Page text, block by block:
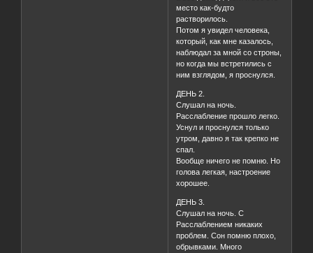
место как-будто
растворилось.
Потом я увидел человека,
который, как мне казалось,
наблюдал за мной со строны,
но когда мы встретились с
ним взглядом, я проснулся.
ДЕНЬ 2.
Слушал на ночь.
Расслабление прошло легко.
Уснул и проснулся только
утром, давно я так крепко не
спал.
Вообще ничего не помню. Но
голова легкая, настроение
хорошее.
ДЕНЬ 3.
Слушал на ночь. С
Расслаблением никаких
проблем. Сон помню плохо,
обрывками. Много